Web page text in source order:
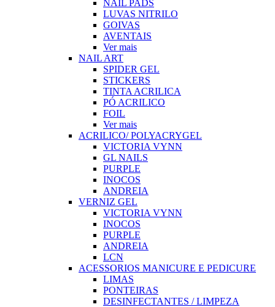
NAIL PADS
LUVAS NITRILO
GOIVAS
AVENTAIS
Ver mais
NAIL ART
SPIDER GEL
STICKERS
TINTA ACRILICA
PÓ ACRILICO
FOIL
Ver mais
ACRILICO/ POLYACRYGEL
VICTORIA VYNN
GL NAILS
PURPLE
INOCOS
ANDREIA
VERNIZ GEL
VICTORIA VYNN
INOCOS
PURPLE
ANDREIA
LCN
ACESSORIOS MANICURE E PEDICURE
LIMAS
PONTEIRAS
DESINFECTANTES / LIMPEZA